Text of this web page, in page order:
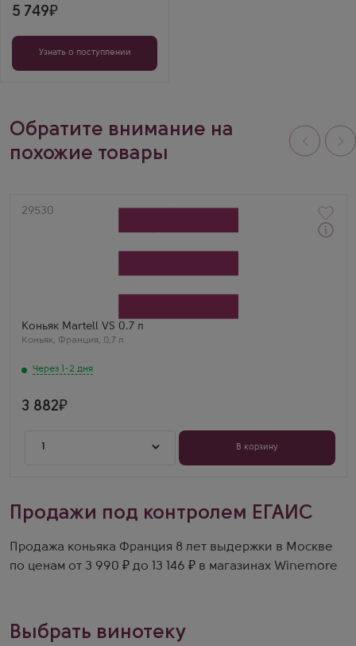
5 749
Узнать о поступлении
Обратите внимание на
похожие товары
Артикул
29530
Коньяк Martell VS 0.7 л
Коньяк, Франция, 0,7 л
Через 1-2 дня
Выдержка
3 года
3 882
1 В корзину
Продажи под контролем ЕГАИС
Продажа коньяка Франция 8 лет выдержки в Москве
по ценам от 3 990 ₽ до 13 146 ₽ в магазинах Winemore
Выбрать винотеку